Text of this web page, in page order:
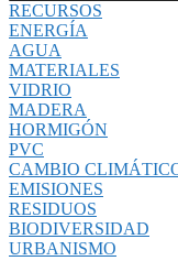
RECURSOS
ENERGÍA
AGUA
MATERIALES
VIDRIO
MADERA
HORMIGÓN
PVC
CAMBIO
EMISIONES
RESIDUOS
BIODIVERSIDAD
URBANISMO